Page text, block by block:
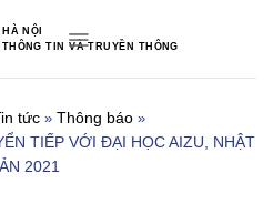
NỘI
TIN VÀ TRUYỀN THÔNG
tức» Thông báo»
TIẾP VỚI ĐẠI HỌC AIZU, NHẬT
2021